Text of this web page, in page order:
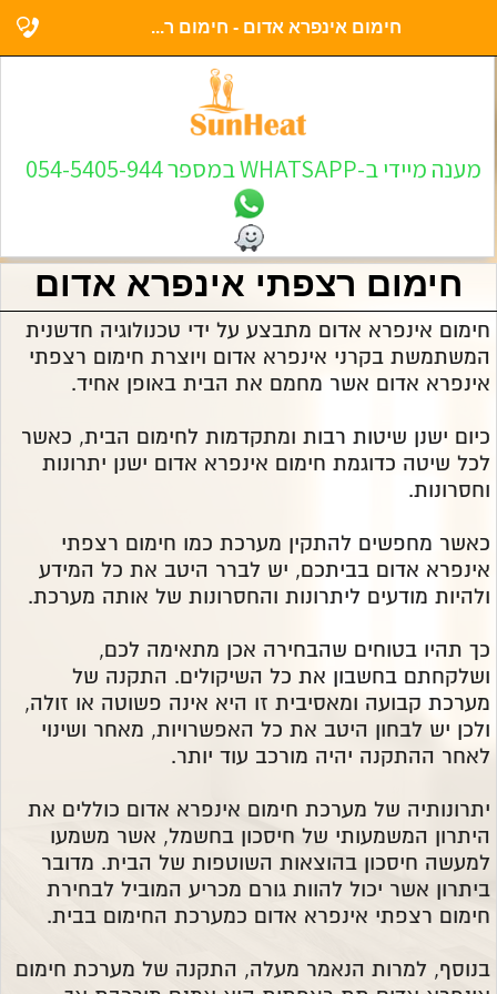
חימום אינפרא אדום - חימום ר...
מענה מיידי ב-WHATSAPP במספר 054-5405-944
חימום רצפתי אינפרא אדום
חימום אינפרא אדום מתבצע על ידי טכנולוגיה חדשנית
המשתמשת בקרני אינפרא אדום ויוצרת חימום רצפתי
אינפרא אדום אשר מחמם את הבית באופן אחיד.
כיום ישנן שיטות רבות ומתקדמות לחימום הבית, כאשר
לכל שיטה כדוגמת חימום אינפרא אדום ישנן יתרונות
וחסרונות.
כאשר מחפשים להתקין מערכת כמו חימום רצפתי
אינפרא אדום בביתכם, יש לברר היטב את כל המידע
ולהיות מודעים ליתרונות והחסרונות של אותה מערכת.
כך תהיו בטוחים שהבחירה אכן מתאימה לכם,
ושלקחתם בחשבון את כל השיקולים. התקנה של
מערכת קבועה ומאסיבית זו היא אינה פשוטה או זולה,
ולכן יש לבחון היטב את כל האפשרויות, מאחר ושינוי
לאחר ההתקנה יהיה מורכב עוד יותר.
יתרונותיה של מערכת חימום אינפרא אדום כוללים את
היתרון המשמעותי של חיסכון בחשמל, אשר משמעו
למעשה חיסכון בהוצאות השוטפות של הבית. מדובר
ביתרון אשר יכול להוות גורם מכריע המוביל לבחירת
חימום רצפתי אינפרא אדום כמערכת החימום בבית.
בנוסף, למרות הנאמר מעלה, התקנה של מערכת חימום